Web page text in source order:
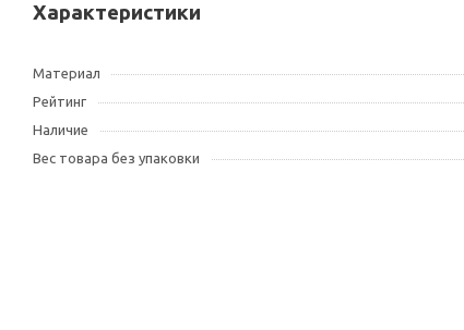
Характеристики
Материал
Рейтинг
Наличие
Вес товара без упаковки